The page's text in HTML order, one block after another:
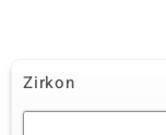
Zirkon